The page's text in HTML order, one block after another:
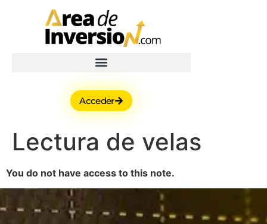
Acceder
Lectura de velas
You do not have access to this note.